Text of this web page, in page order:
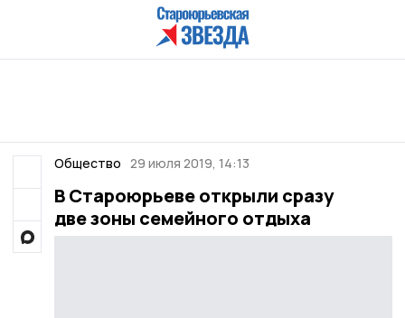
Общество 29 июля 2019, 14:13
В Староюрьеве открыли сразу
две зоны семейного отдыха